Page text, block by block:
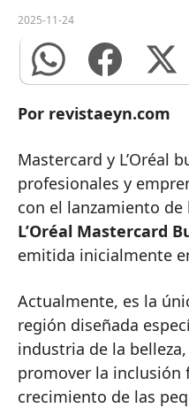
2025-11-24
Por revistaeyn.com
Mastercard y L’Oréal
profesionales y
con el lanzamiento
L’Oréal Mastercard
emitida inicialmente
Actualmente, es la
región diseñada
industria de la
promover la inclusión
crecimiento de las